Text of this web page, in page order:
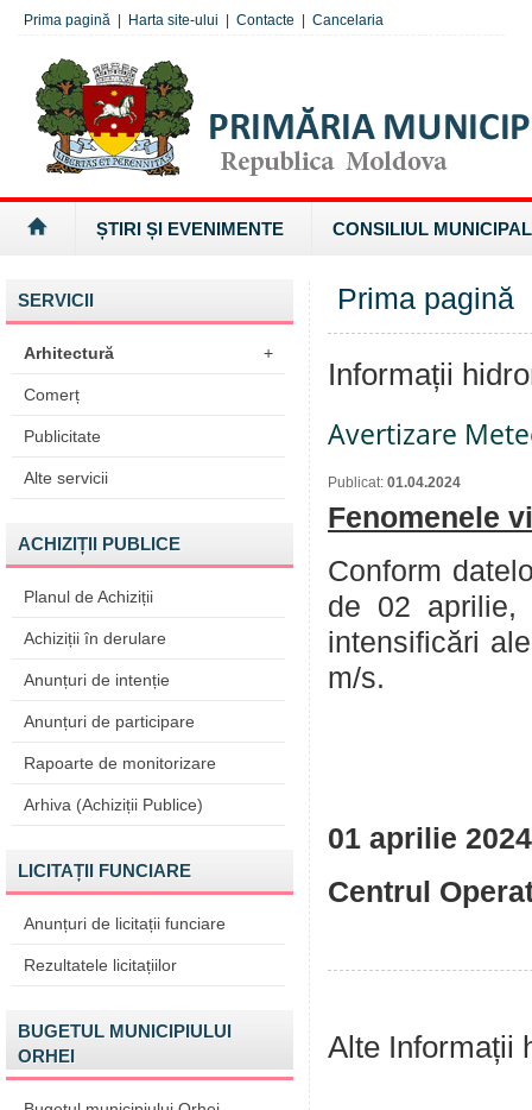
Prima pagină Harta site-ului Contacte Cancelaria
ȘTIRI ȘI EVENIMENTE CONSILIUL MUNICIPAL
SERVICII
Arhitectură +
Comerț
Publicitate
Alte servicii
ACHIZIȚII PUBLICE
Planul de Achiziții
Achiziții în derulare
Anunțuri de intenție
Anunțuri de participare
Rapoarte de monitorizare
Arhiva (Achiziții Publice)
LICITAȚII FUNCIARE
Anunțuri de licitații funciare
Rezultatele licitațiilor
BUGETUL MUNICIPIULUI
ORHEI
Prima pagină
Informații
Avertizare
Publicat: 01.04.2024
Fenomenele
Conform
de 02 aprilie,
intensificări
m/s.
01
Centrul
Alte Informații